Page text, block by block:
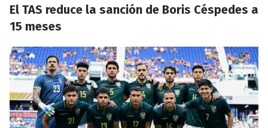
El TAS reduce la sanción de Boris Céspedes a
15 meses